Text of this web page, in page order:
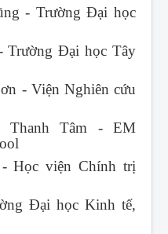
- Trường Đại học
Trường Đại học Tây
- Viện Nghiên cứu
Thanh Tâm - EM
Học viện Chính trị
Đại học Kinh tế,